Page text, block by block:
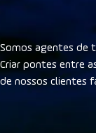
Somos agentes de
Criar pontes entre
de nossos clientes